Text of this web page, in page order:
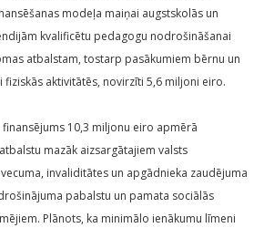
modeļa maiņai augstskolās un
kvalificētu pedagogu nodrošināšanai
atbalstam, tostarp pasākumiem bērnu un
fiziskās aktivitātēs, novirzīti 5,6 miljoni eiro.
10,3 miljonu eiro apmērā
mazāk aizsargātajiem valsts
invaliditātes un apgādnieka zaudējuma
pabalstu un pamata sociālās
Plānots, ka minimālo ienākumu līmeni